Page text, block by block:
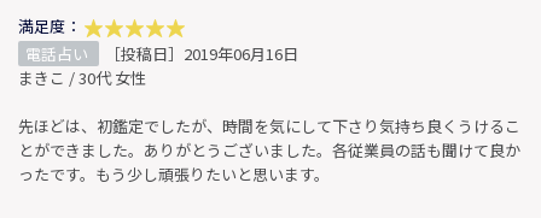
満足度：
電話占い
［投稿日］2019年06月16日
まきこ / 30代 女性
先ほどは、初鑑定でしたが、時間を気にして下さり気持ち良くうけるこ
とができました。ありがとうございました。各従業員の話も聞けて良か
ったです。もう少し頑張りたいと思います。